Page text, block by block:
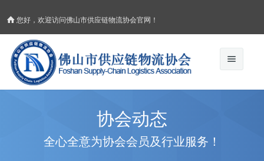
您好，欢迎访问佛山市供应链物流协会官网！
协会动态
全心全意为协会会员及行业服务！